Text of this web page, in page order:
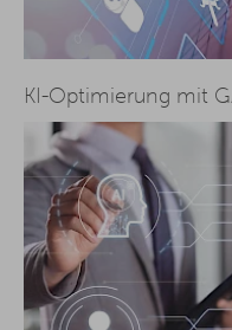
KI-Optimierung mit